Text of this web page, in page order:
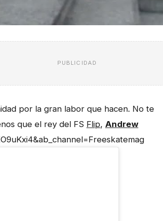
PUBLICIDAD
por la gran labor que hacen. No te
que el rey del FS Flip, Andrew